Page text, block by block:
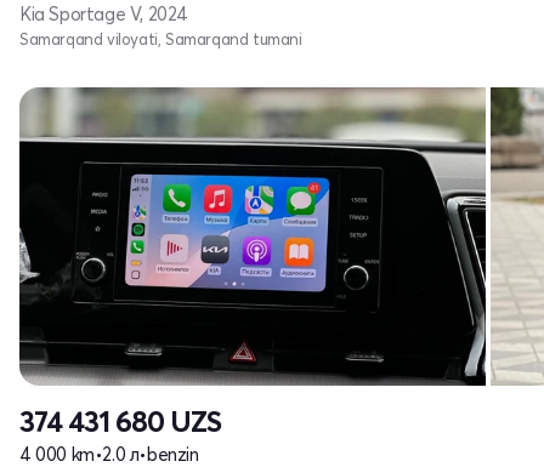
Kia Sportage V, 2024
Samarqand viloyati, Samarqand tumani
374 431 680 UZS
4 000 km•2.0 л•benzin